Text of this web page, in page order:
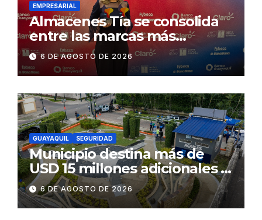
EMPRESARIAL
Almacenes Tía se consolida
entre las marcas más
influyentes del Ecuador
6 DE AGOSTO DE 2026
GUAYAQUIL SEGURIDAD
Municipio destina más de
USD 15 millones adicionales a
SEGURA EP para fortalecer la
seguridad ciudadana
6 DE AGOSTO DE 2026